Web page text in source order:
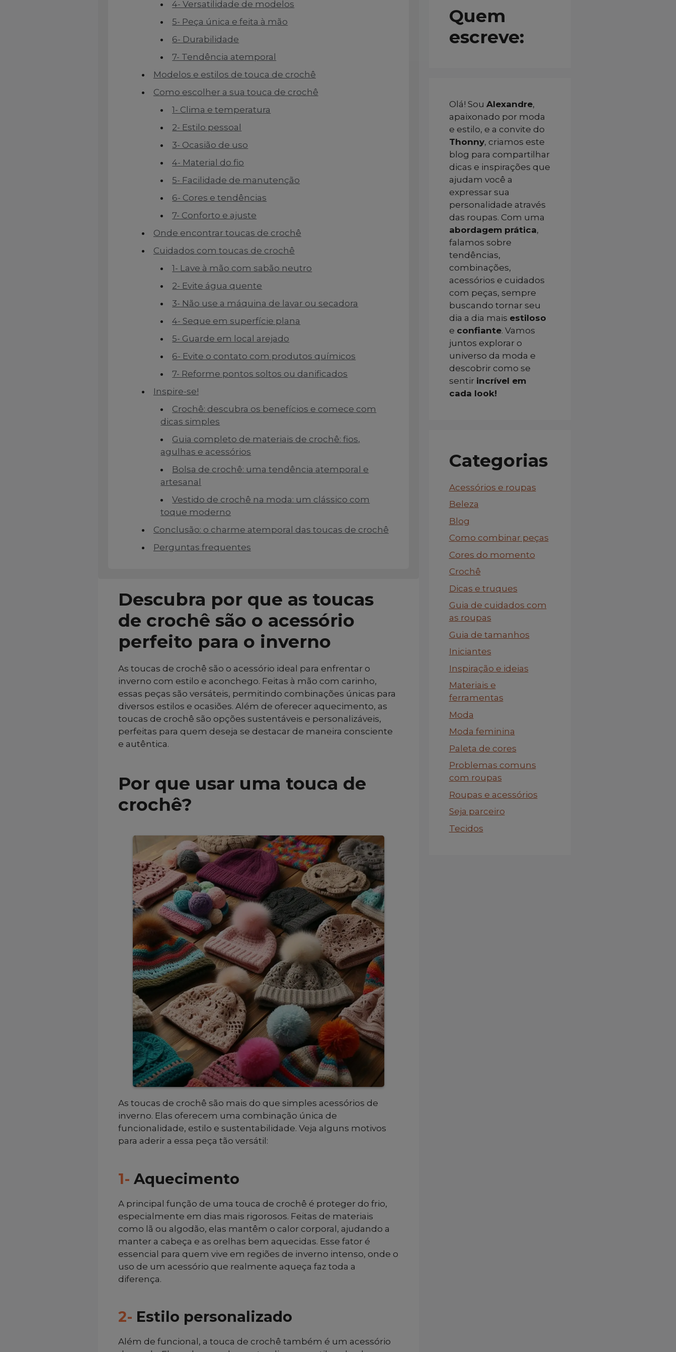
4- Versatilidade de modelos
5- Peça única e feita à mão
6- Durabilidade
7- Tendência atemporal
Modelos e estilos de touca de crochê
Como escolher a sua touca de crochê
1- Clima e temperatura
2- Estilo pessoal
3- Ocasião de uso
4- Material do fio
5- Facilidade de manutenção
6- Cores e tendências
7- Conforto e ajuste
Onde encontrar toucas de crochê
Cuidados com toucas de crochê
1- Lave à mão com sabão neutro
2- Evite água quente
3- Não use a máquina de lavar ou secadora
4- Seque em superfície plana
5- Guarde em local arejado
6- Evite o contato com produtos químicos
7- Reforme pontos soltos ou danificados
Inspire-se!
Crochê: descubra os benefícios e comece com
dicas simples
Guia completo de materiais de crochê: fios,
agulhas e acessórios
Bolsa de crochê: uma tendência atemporal e
artesanal
Vestido de crochê na moda: um clássico com
toque moderno
Conclusão: o charme atemporal das toucas de crochê
Perguntas frequentes
Descubra por que as toucas
de crochê são o acessório
perfeito para o inverno
As toucas de crochê são o acessório ideal para enfrentar o
inverno com estilo e aconchego. Feitas à mão com carinho,
essas peças são versáteis, permitindo combinações únicas para
diversos estilos e ocasiões. Além de oferecer aquecimento, as
toucas de crochê são opções sustentáveis e personalizáveis,
perfeitas para quem deseja se destacar de maneira consciente
e autêntica.
Por que usar uma touca de
crochê?
As toucas de crochê são mais do que simples acessórios de
inverno. Elas oferecem uma combinação única de
funcionalidade, estilo e sustentabilidade. Veja alguns motivos
para aderir a essa peça tão versátil:
1- Aquecimento
A principal função de uma touca de crochê é proteger do frio,
especialmente em dias mais rigorosos. Feitas de materiais
como lã ou algodão, elas mantêm o calor corporal, ajudando a
manter a cabeça e as orelhas bem aquecidas. Esse fator é
essencial para quem vive em regiões de inverno intenso, onde o
uso de um acessório que realmente aqueça faz toda a
diferença.
2- Estilo personalizado
Além de funcional, a touca de crochê também é um acessório
Quem
escreve:
Olá! Sou Alexandre,
apaixonado por moda
e estilo, e a convite do
Thonny, criamos este
blog para compartilhar
dicas e inspirações que
ajudam você a
expressar sua
personalidade através
das roupas. Com uma
abordagem prática,
falamos sobre
tendências,
combinações,
acessórios e cuidados
com peças, sempre
buscando tornar seu
dia a dia mais estiloso
e confiante. Vamos
juntos explorar o
universo da moda e
descobrir como se
sentir incrível em
cada look!
Categorias
Acessórios e roupas
Beleza
Blog
Como combinar peças
Cores do momento
Crochê
Dicas e truques
Guia de cuidados com
as roupas
Guia de tamanhos
Iniciantes
Inspiração e ideias
Materiais e
ferramentas
Moda
Moda feminina
Paleta de cores
Problemas comuns
com roupas
Roupas e acessórios
Seja parceiro
Tecidos